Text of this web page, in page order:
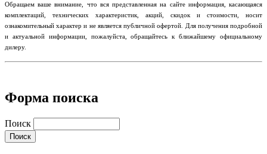
​Обращаем ваше внимание, что вся представленная на сайте информация, касающаяся
комплектаций, технических характеристик, акций, скидок и стоимости, носит
ознакомительный характер и не является публичной офертой. Для получения подробной
и актуальной информации, пожалуйста, обращайтесь к ближайшему официальному
дилеру.
Форма поиска
Поиск